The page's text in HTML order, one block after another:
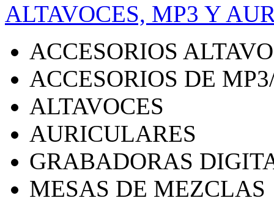
ALTAVOCES, MP3 Y
ACCESORIOS
ACCESORIOS DE
ALTAVOCES
AURICULARES
GRABADORAS
MESAS DE MEZCLAS